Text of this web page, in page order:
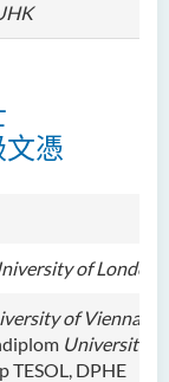
文憑
of London
of Vienna
University of
TESOL, DPHE